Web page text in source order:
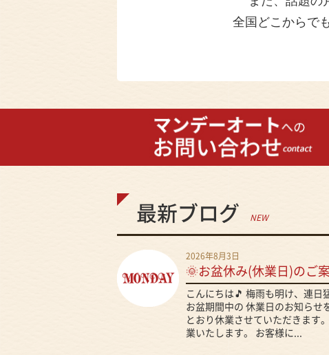
全国どこからで
最新ブログ NEW
2026年8月3日
🌞お盆休み(休業日)のご
こんにちは🎵 梅雨も明け、連日
お盆期間中の 休業日のお知らせ
とおり休業させていただきます
業いたします。 お客様に...